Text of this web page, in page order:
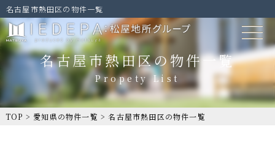
名古屋市熱田区の物件一覧
TOP > 愛知県の物件一覧 > 名古屋市熱田区の物件一覧
名古屋市熱田区の物件一覧